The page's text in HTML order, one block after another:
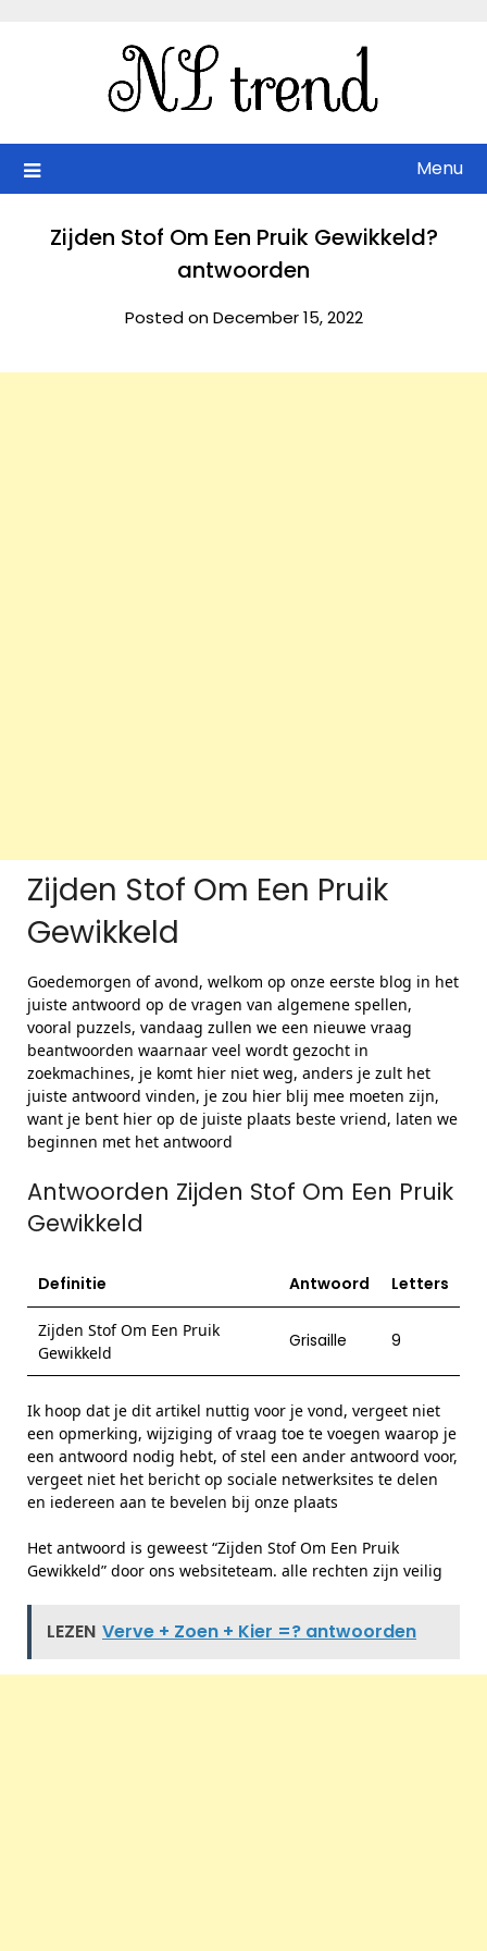
Menu
Zijden Stof Om Een Pruik Gewikkeld?
antwoorden
Posted on December 15, 2022
Zijden Stof Om Een Pruik
Gewikkeld
Goedemorgen of avond, welkom op onze eerste blog in het
juiste antwoord op de vragen van algemene spellen,
vooral puzzels, vandaag zullen we een nieuwe vraag
beantwoorden waarnaar veel wordt gezocht in
zoekmachines, je komt hier niet weg, anders je zult het
juiste antwoord vinden, je zou hier blij mee moeten zijn,
want je bent hier op de juiste plaats beste vriend, laten we
beginnen met het antwoord
Antwoorden Zijden Stof Om Een Pruik
Gewikkeld
Definitie Antwoord Letters
Zijden Stof Om Een Pruik
Gewikkeld
Grisaille 9
Ik hoop dat je dit artikel nuttig voor je vond, vergeet niet
een opmerking, wijziging of vraag toe te voegen waarop je
een antwoord nodig hebt, of stel een ander antwoord voor,
vergeet niet het bericht op sociale netwerksites te delen
en iedereen aan te bevelen bij onze plaats
Het antwoord is geweest “Zijden Stof Om Een Pruik
Gewikkeld” door ons websiteteam. alle rechten zijn veilig
LEZEN Verve + Zoen + Kier =? antwoorden